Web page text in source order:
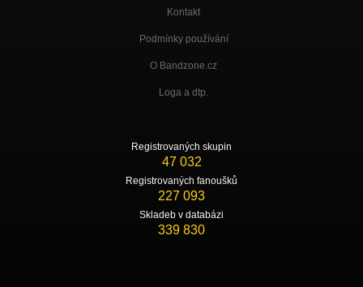
Kontakt
Podmínky používání
O Bandzone.cz
Loga a dtp.
Registrovaných skupin
47 032
Registrovaných fanoušků
227 093
Skladeb v databázi
339 830